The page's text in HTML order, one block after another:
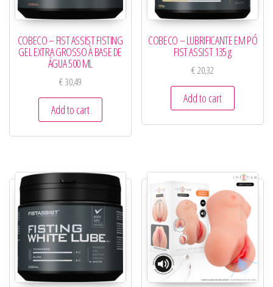
COBECO – FIST ASSIST FISTING
GEL EXTRA GROSSO À BASE DE
ÁGUA 500 ML
€30,49
Add to cart
COBECO – LUBRIFICANTE EM PÓ
FIST ASSIST 135 g
€20,32
Add to cart